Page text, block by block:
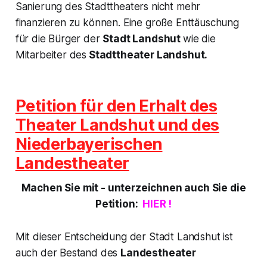
Sanierung des Stadttheaters nicht mehr
finanzieren zu können. Eine große Enttäuschung
für die Bürger der Stadt Landshut wie die
Mitarbeiter des Stadttheater Landshut.
Petition für den Erhalt des
Theater Landshut und des
Niederbayerischen
Landestheater
Machen Sie mit - unterzeichnen auch Sie die
Petition: HIER !
Mit dieser Entscheidung der Stadt Landshut ist
auch der Bestand des Landestheater